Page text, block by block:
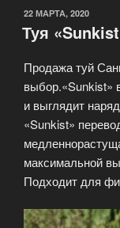
22 МАРТА, 2020
Туя
Продажа туй
выбор.«Sunkist»
и выглядит
«Sunkist»
максимальной
Подходит для